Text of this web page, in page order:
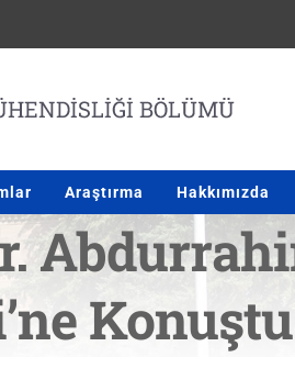
Araştırma Hakkımızda
Konuştu